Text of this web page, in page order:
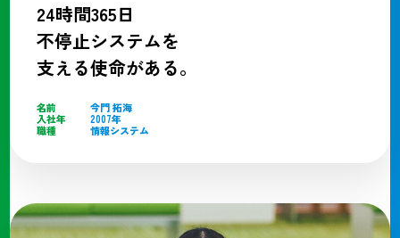
24時間365日
不停止システムを
支える使命がある。
名前
今門 拓海
入社年
2007年
職種
情報システム